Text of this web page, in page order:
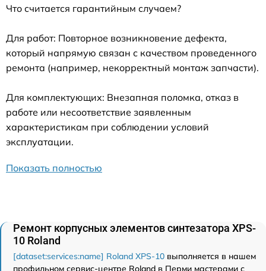
Что считается гарантийным случаем?
Для работ: Повторное возникновение дефекта,
который напрямую связан с качеством проведенного
ремонта (например, некорректный монтаж запчасти).
Для комплектующих: Внезапная поломка, отказ в
работе или несоответствие заявленным
характеристикам при соблюдении условий
эксплуатации.
Показать полностью
Ремонт корпусных элементов синтезатора XPS-
10 Roland
[dataset:services:name] Roland XPS-10 выполняется в нашем
профильном сервис-центре Roland в Перми мастерами с